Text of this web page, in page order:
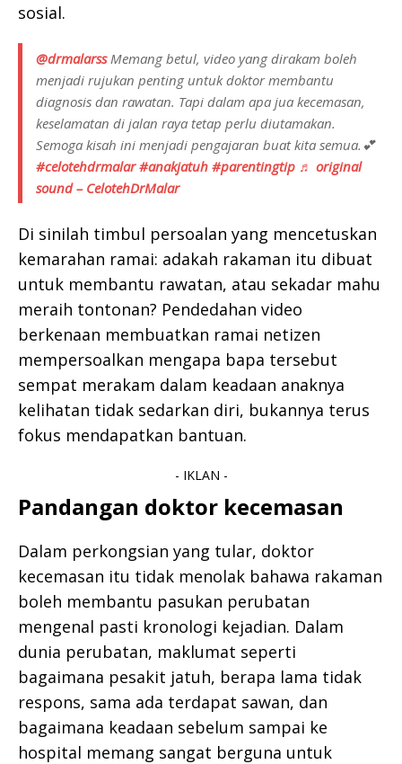
sosial.
@drmalarssMemang betul, video yang dirakam boleh
menjadi rujukan penting untuk doktor membantu
diagnosis dan rawatan. Tapi dalam apa jua kecemasan,
keselamatan di jalan raya tetap perlu diutamakan.
Semoga kisah ini menjadi pengajaran buat kita semua.💕
#celotehdrmalar #anakjatuh #parentingtip ♬ original
sound – CelotehDrMalar
Di sinilah timbul persoalan yang mencetuskan
kemarahan ramai: adakah rakaman itu dibuat
untuk membantu rawatan, atau sekadar mahu
meraih tontonan? Pendedahan video
berkenaan membuatkan ramai netizen
mempersoalkan mengapa bapa tersebut
sempat merakam dalam keadaan anaknya
kelihatan tidak sedarkan diri, bukannya terus
fokus mendapatkan bantuan.
- IKLAN -
Pandangan doktor kecemasan
Dalam perkongsian yang tular, doktor
kecemasan itu tidak menolak bahawa rakaman
boleh membantu pasukan perubatan
mengenal pasti kronologi kejadian. Dalam
dunia perubatan, maklumat seperti
bagaimana pesakit jatuh, berapa lama tidak
respons, sama ada terdapat sawan, dan
bagaimana keadaan sebelum sampai ke
hospital memang sangat berguna untuk